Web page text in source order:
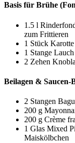
Basis für Brühe
1.5 l
zum Frittieren
1 Stück Karotte
1 Stange Lauch
2 Zehen
Beilagen & Saucen-
2 Stangen
200 g
200 g Crème
1 Glas Mixed
Maiskölbchen